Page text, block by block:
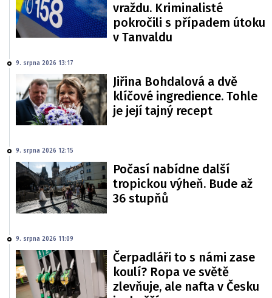
vraždu. Kriminalisté
pokročili s případem útoku
v Tanvaldu
9. srpna 2026 13:17
Jiřina Bohdalová a dvě
klíčové ingredience. Tohle
je její tajný recept
9. srpna 2026 12:15
Počasí nabídne další
tropickou výheň. Bude až
36 stupňů
9. srpna 2026 11:09
Čerpadláři to s námi zase
koulí? Ropa ve světě
zlevňuje, ale nafta v Česku